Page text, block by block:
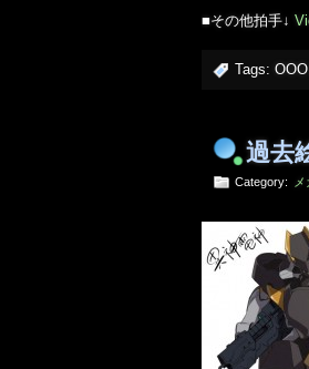
■その他拍手↓
Tags: OOO
過去
Category: